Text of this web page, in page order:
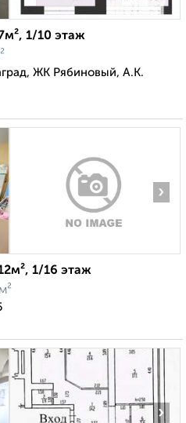
1/10 этаж
ЖК Рябиновый, А.К.
›
1/16 этаж
›